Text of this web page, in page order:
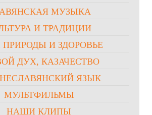
МУЗЫКА
И ТРАДИЦИИ
И ЗДОРОВЬЕ
ДУХ, КАЗАЧЕСТВО
ЯЗЫК
МУЛЬТФИЛЬМЫ
НАШИ КЛИПЫ